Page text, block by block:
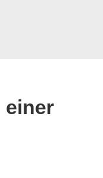
einer